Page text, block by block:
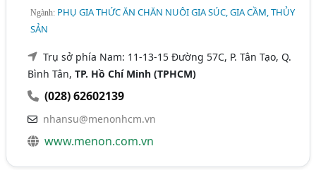
Ngành: PHỤ GIA THỨC ĂN CHĂN NUÔI GIA SÚC, GIA CẦM, THỦY
SẢN
Trụ sở phía Nam: 11-13-15 Đường 57C, P. Tân Tạo, Q.
Bình Tân,TP. Hồ Chí Minh (TPHCM)
(028) 62602139
nhansu@menonhcm.vn
www.menon.com.vn